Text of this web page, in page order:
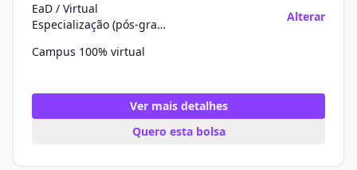
EaD / Virtual
Especialização (pós-graduação)
Alterar
Campus 100% virtual
Ver mais detalhes
Quero esta bolsa